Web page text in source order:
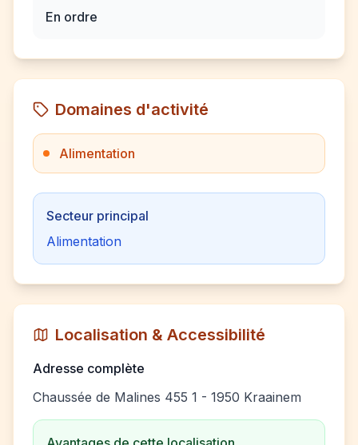
En ordre
Domaines d'activité
Alimentation
Secteur principal
Alimentation
Localisation & Accessibilité
Adresse complète
Chaussée de Malines 455 1 - 1950 Kraainem